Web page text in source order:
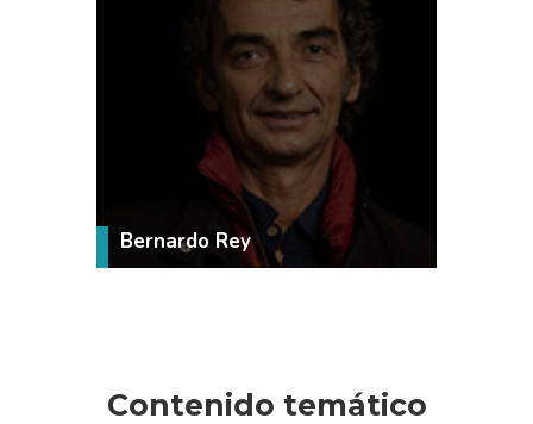
VER MÁS
Bernardo Rey
Contenido temático